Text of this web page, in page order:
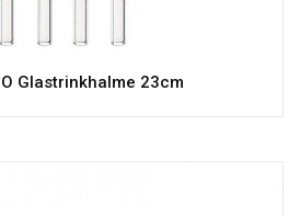
Glastrinkhalme 23cm